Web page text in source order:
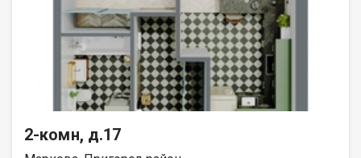
2-комн, д.17